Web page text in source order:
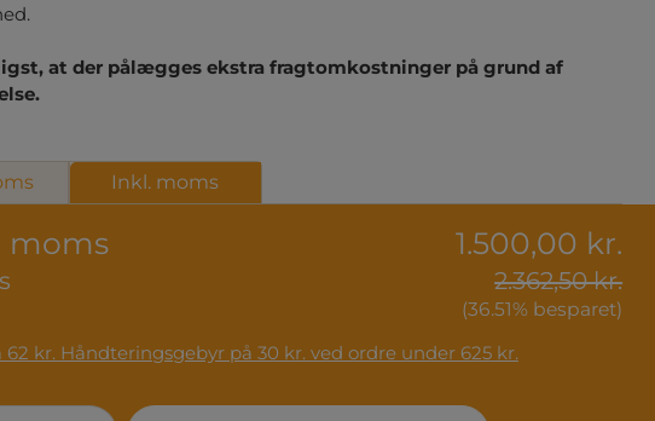
at der pålægges ekstra fragtomkostninger på grund af
moms 1.500,00 kr.
2.362,50 kr.
(36.51% besparet)
Fragtpriser fra 62 kr. Håndteringsgebyr på 30 kr. ved ordre under 625 kr.
Inkl. moms